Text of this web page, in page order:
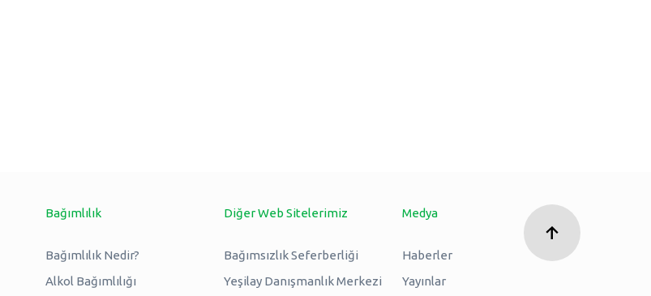
Bağımlılık
Bağımlılık Nedir?
Alkol Bağımlılığı
Diğer Web Sitelerimiz
Bağımsızlık Seferberliği
Yeşilay Danışmanlık Merkezi
Medya
Haberler
Yayınlar